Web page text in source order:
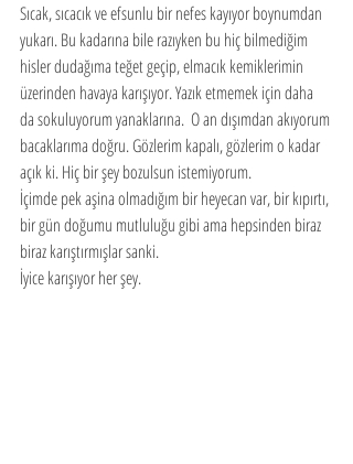
Sıcak, sıcacık ve efsunlu bir nefes kayıyor boynumdan
yukarı. Bu kadarına bile razıyken bu hiç bilmediğim
hisler dudağıma teğet geçip, elmacık kemiklerimin
üzerinden havaya karışıyor. Yazık etmemek için daha
da sokuluyorum yanaklarına.  O an dışımdan akıyorum
bacaklarıma doğru. Gözlerim kapalı, gözlerim o kadar
açık ki. Hiç bir şey bozulsun istemiyorum.
İçimde pek aşina olmadığım bir heyecan var, bir kıpırtı,
bir gün doğumu mutluluğu gibi ama hepsinden biraz
biraz karıştırmışlar sanki.
İyice karışıyor her şey.